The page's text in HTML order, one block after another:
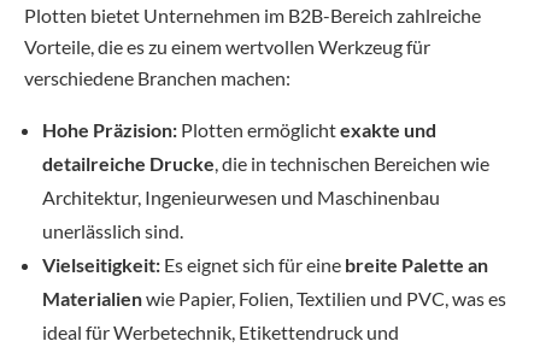
Plotten bietet Unternehmen im B2B-Bereich zahlreiche
Vorteile, die es zu einem wertvollen Werkzeug für
verschiedene Branchen machen:
Hohe Präzision: Plotten ermöglichtexakte und
detailreiche Drucke , die in technischen Bereichen wie
Architektur, Ingenieurwesen und Maschinenbau
unerlässlich sind.
Vielseitigkeit: Es eignet sich für eine breite Palette an
Materialienwie Papier, Folien, Textilien und PVC, was es
ideal für Werbetechnik, Etikettendruck und